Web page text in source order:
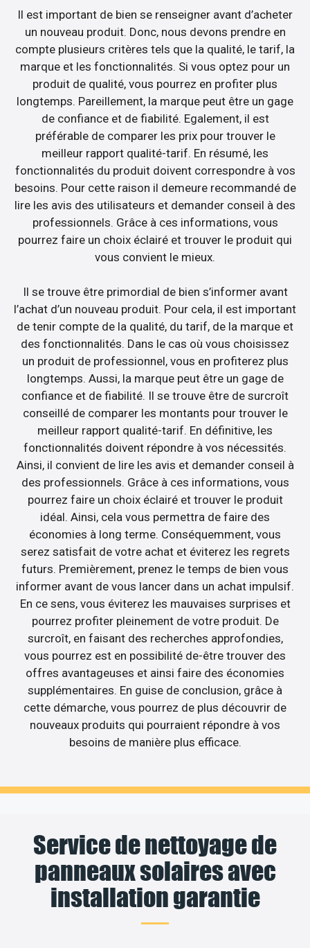
Il est important de bien se renseigner avant d’acheter
un nouveau produit. Donc, nous devons prendre en
compte plusieurs critères tels que la qualité, le tarif, la
marque et les fonctionnalités. Si vous optez pour un
produit de qualité, vous pourrez en profiter plus
longtemps. Pareillement, la marque peut être un gage
de confiance et de fiabilité. Egalement, il est
préférable de comparer les prix pour trouver le
meilleur rapport qualité-tarif. En résumé, les
fonctionnalités du produit doivent correspondre à vos
besoins. Pour cette raison il demeure recommandé de
lire les avis des utilisateurs et demander conseil à des
professionnels. Grâce à ces informations, vous
pourrez faire un choix éclairé et trouver le produit qui
vous convient le mieux.
Il se trouve être primordial de bien s’informer avant
l’achat d’un nouveau produit. Pour cela, il est important
de tenir compte de la qualité, du tarif, de la marque et
des fonctionnalités. Dans le cas où vous choisissez
un produit de professionnel, vous en profiterez plus
longtemps. Aussi, la marque peut être un gage de
confiance et de fiabilité. Il se trouve être de surcroît
conseillé de comparer les montants pour trouver le
meilleur rapport qualité-tarif. En définitive, les
fonctionnalités doivent répondre à vos nécessités.
Ainsi, il convient de lire les avis et demander conseil à
des professionnels. Grâce à ces informations, vous
pourrez faire un choix éclairé et trouver le produit
idéal. Ainsi, cela vous permettra de faire des
économies à long terme. Conséquemment, vous
serez satisfait de votre achat et éviterez les regrets
futurs. Premièrement, prenez le temps de bien vous
informer avant de vous lancer dans un achat impulsif.
En ce sens, vous éviterez les mauvaises surprises et
pourrez profiter pleinement de votre produit. De
surcroît, en faisant des recherches approfondies,
vous pourrez est en possibilité de-être trouver des
offres avantageuses et ainsi faire des économies
supplémentaires. En guise de conclusion, grâce à
cette démarche, vous pourrez de plus découvrir de
nouveaux produits qui pourraient répondre à vos
besoins de manière plus efficace.
Service de nettoyage de
panneaux solaires avec
installation garantie